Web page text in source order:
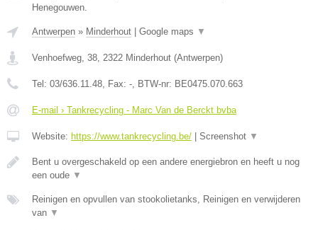
Henegouwen.
Antwerpen » Minderhout | Google maps ▼
Venhoefweg, 38 2322 Minderhout (Antwerpen)
Tel: 03/636.11.48 , Fax: - , BTW-nr: BE0475.070.663
E-mail › Tankrecycling - Marc Van de Berckt bvba
Website: https://www.tankrecycling.be/ | Screenshot ▼
Bent u overgeschakeld op een andere energiebron en heeft u nog
een oude ▼
Reinigen en opvullen van stookolietanks, Reinigen en verwijderen
van ▼